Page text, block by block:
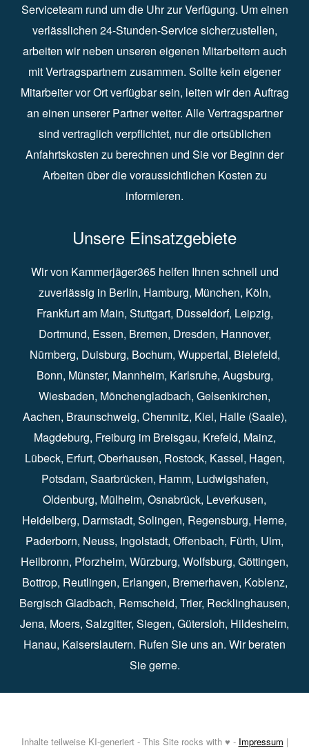
Serviceteam rund um die Uhr zur Verfügung. Um einen
verlässlichen 24-Stunden-Service sicherzustellen,
arbeiten wir neben unseren eigenen Mitarbeitern auch
mit Vertragspartnern zusammen. Sollte kein eigener
Mitarbeiter vor Ort verfügbar sein, leiten wir den Auftrag
an einen unserer Partner weiter. Alle Vertragspartner
sind vertraglich verpflichtet, nur die ortsüblichen
Anfahrtskosten zu berechnen und Sie vor Beginn der
Arbeiten über die voraussichtlichen Kosten zu
informieren.
Unsere Einsatzgebiete
Wir von Kammerjäger365 helfen Ihnen schnell und
zuverlässig in Berlin⁠, Hamburg⁠, München, Köln⁠,
Frankfurt am Main⁠, Stuttgart⁠, Düsseldorf⁠, Leipzig⁠,
Dortmund⁠, Essen⁠, Bremen⁠, Dresden⁠, Hannover⁠,
Nürnberg⁠, Duisburg⁠⁠, Bochum⁠, Wuppertal⁠⁠, Bielefeld⁠⁠,
Bonn⁠⁠, Münster⁠⁠, Mannheim⁠, Karlsruhe⁠, Augsburg⁠,
Wiesbaden⁠⁠, Mönchengladbach⁠, Gelsenkirchen⁠⁠,
Aachen⁠⁠, Braunschweig⁠, Chemnitz⁠⁠, Kiel⁠, Halle (Saale)⁠⁠,
Magdeburg⁠, Freiburg im Breisgau⁠⁠, Krefeld⁠⁠, Mainz⁠⁠,
Lübeck⁠, Erfurt⁠, Oberhausen⁠⁠, Rostock⁠⁠, Kassel⁠⁠, Hagen⁠,
Potsdam⁠, Saarbrücken⁠⁠, Hamm⁠, Ludwigshafen⁠,
Oldenburg⁠, Mülheim⁠, Osnabrück⁠⁠, Leverkusen⁠,
Heidelberg⁠, Darmstadt⁠⁠, Solingen⁠, Regensburg⁠, Herne⁠⁠,
Paderborn⁠, Neuss⁠, Ingolstadt⁠, Offenbach, Fürth⁠⁠, Ulm⁠⁠,
Heilbronn⁠, Pforzheim⁠, Würzburg⁠, Wolfsburg⁠⁠, Göttingen⁠,
Bottrop⁠, Reutlingen⁠, Erlangen⁠⁠, Bremerhaven⁠, Koblenz⁠,
Bergisch Gladbach⁠, Remscheid⁠⁠, Trier⁠⁠, Recklinghausen⁠,
Jena⁠⁠, Moers⁠⁠, Salzgitter⁠⁠, Siegen⁠⁠, Gütersloh⁠, Hildesheim⁠⁠,
Hanau⁠, Kaiserslautern⁠⁠. Rufen Sie uns an. Wir beraten
Sie gerne.
Inhalte teilweise KI-generiert - This Site rocks with ♥ - Impressum |